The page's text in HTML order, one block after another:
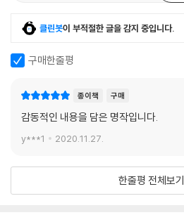
클린봇이 부적절한 글을 감지 중입니다.
구매한줄평
종이책 구매
감동적인 내용을 담은 명작입니다.
y***1 2020.11.27.
한줄평 전체보기